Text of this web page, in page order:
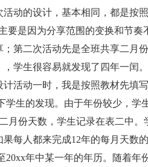
活动的设计，基本相同，都是
要是因为分享范围的变换和节奏
第二次活动先是全班共享二月
学生很容易就发现了四年一闰
活动一时，我是按照教材先填
学生的发现。由于年份较少，学
月份天数，学生记录在表二中。
每人都来完成12年的每月天数
年中某一年的年历。随着年